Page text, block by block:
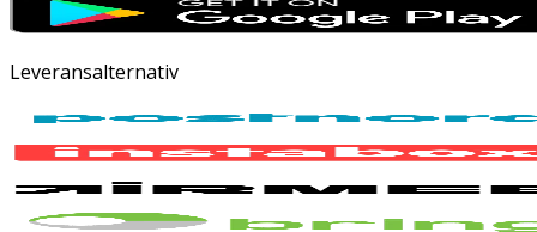
Leveransalternativ